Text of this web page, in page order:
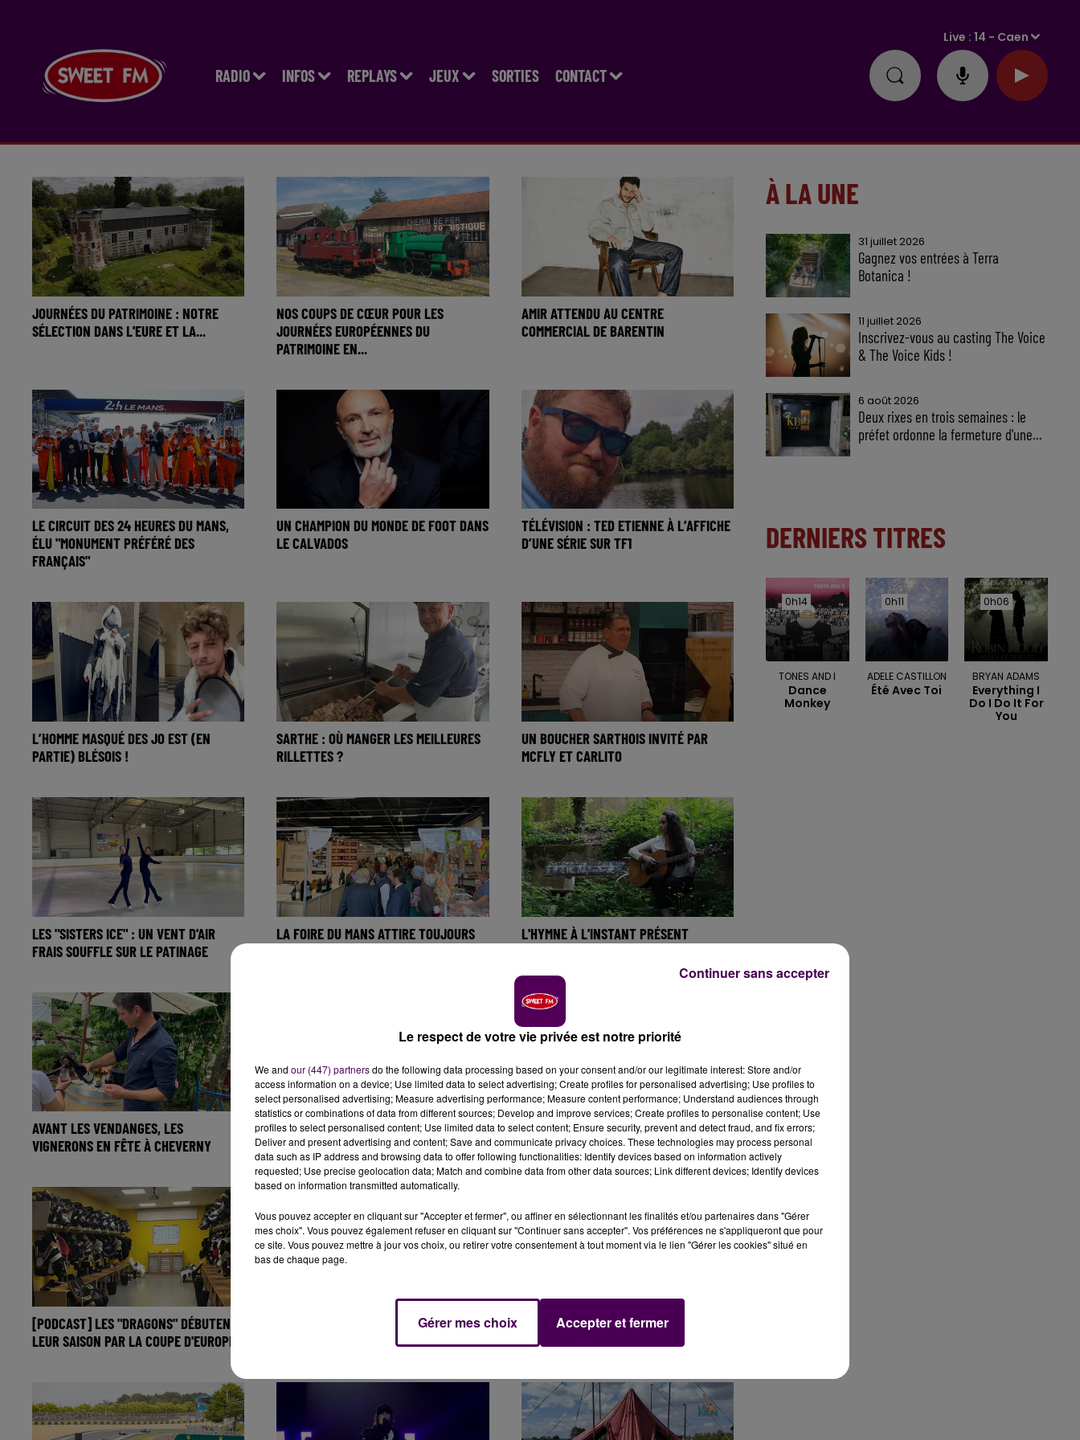
RADIO INFOS REPLAYS JEUX SORTIES CONTACT
Live :14 - Caen
JOURNÉES DU PATRIMOINE : NOTRE
SÉLECTION DANS L'EURE ET LA...
NOS COUPS DE CŒUR POUR LES
JOURNÉES EUROPÉENNES DU
PATRIMOINE EN...
AMIR ATTENDU AU CENTRE
COMMERCIAL DE BARENTIN
LE CIRCUIT DES 24 HEURES DU MANS,
ÉLU "MONUMENT PRÉFÉRÉ DES
FRANÇAIS"
UN CHAMPION DU MONDE DE FOOT DANS
LE CALVADOS
TÉLÉVISION : TED ETIENNE À L’AFFICHE
D’UNE SÉRIE SUR TF1
L’HOMME MASQUÉ DES JO EST (EN
PARTIE) BLÉSOIS !
SARTHE : OÙ MANGER LES MEILLEURES
RILLETTES ?
UN BOUCHER SARTHOIS INVITÉ PAR
MCFLY ET CARLITO
LES "SISTERS ICE" : UN VENT D'AIR
FRAIS SOUFFLE SUR LE PATINAGE
LA FOIRE DU MANS ATTIRE TOUJOURS
L'HYMNE À L'INSTANT PRÉSENT
AVANT LES VENDANGES, LES
VIGNERONS EN FÊTE À CHEVERNY
RENTRÉE 2024 : LE MICRO DE SWEET
FM S'EST BALADÉ À COULAINES
BOURGES : L'HEURE DE LA RENTRÉE
AUSSI POUR LES ASSOCIATIONS
[PODCAST] LES "DRAGONS" DÉBUTENT
LEUR SAISON PAR LA COUPE D'EUROPE
AVANT-PREMIÈRE À VIERZON : NICOLAS
VANIER PRÉSENTERA "C'EST LE...
IL PARCOURT 4 200 KILOMÈTRES À
VÉLO ENTRE ROUBAIX ET ISTANBUL
À LA UNE
31 juillet 2026
Gagnez vos entrées à Terra
Botanica !
11 juillet 2026
Inscrivez-vous au casting The Voice
& The Voice Kids !
6 août 2026
Deux rixes en trois semaines : le
préfet ordonne la fermeture d'une...
DERNIERS TITRES
0h14
0h14
TONES AND I
Dance
Monkey
0h11
0h11
ADELE CASTILLON
Été Avec Toi
0h06
0h06
BRYAN ADAMS
Everything I
Do I Do It For
You
Le respect de votre vie privée est notre priorité
We and our (447) partnersdo the following data processing based on your consent and/or our legitimate interest: Store and/or
access information on a device; Use limited data to select advertising; Create profiles for personalised advertising; Use profiles to
select personalised advertising; Measure advertising performance; Measure content performance; Understand audiences through
statistics or combinations of data from different sources; Develop and improve services; Create profiles to personalise content; Use
profiles to select personalised content; Use limited data to select content; Ensure security, prevent and detect fraud, and fix errors;
Deliver and present advertising and content; Save and communicate privacy choices. These technologies may process personal
data such as IP address and browsing data to offer following functionalities: Identify devices based on information actively
requested; Use precise geolocation data; Match and combine data from other data sources; Link different devices; Identify devices
based on information transmitted automatically.
Vous pouvez accepter en cliquant sur "Accepter et fermer", ou affiner en sélectionnant les finalités et/ou partenaires dans "Gérer
mes choix". Vous pouvez également refuser en cliquant sur "Continuer sans accepter". Vos préférences ne s'appliqueront que pour
ce site. Vous pouvez mettre à jour vos choix, ou retirer votre consentement à tout moment via le lien "Gérer les cookies" situé en
bas de chaque page.
Gérer mes choix Accepter et fermer
Continuer sans accepter